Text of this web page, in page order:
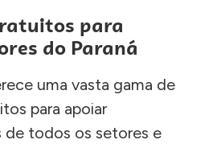
para
do Paraná
uma vasta gama de
para apoiar
de todos os setores e